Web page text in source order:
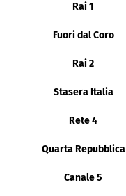
Rai 1
Fuori dal Coro
Rai 2
Stasera Italia
Rete 4
Quarta Repubblica
Canale 5